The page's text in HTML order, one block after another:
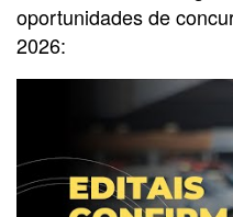
oportunidades de
2026: